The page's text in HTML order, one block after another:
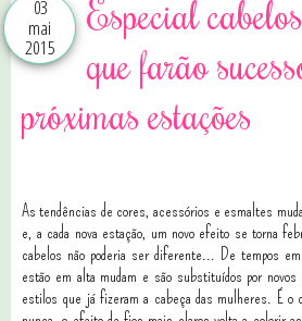
03
mai
2015
Especial
que farão
próximas estações
As tendências de cores, acessórios e esmaltes
e, a cada nova estação, um novo efeito se torna
cabelos não poderia ser diferente... De tempos
estão em alta mudam e são substituídos por
estilos que já fizeram a cabeça das mulheres. É o